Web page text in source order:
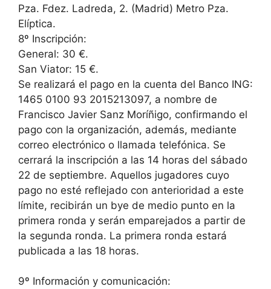
Pza. Fdez. Ladreda, 2. (Madrid) Metro Pza.
Elíptica.
8º Inscripción:
General: 30 €.
San Viator: 15 €.
Se realizará el pago en la cuenta del Banco ING:
1465 0100 93 2015213097, a nombre de
Francisco Javier Sanz Moríñigo, confirmando el
pago con la organización, además, mediante
correo electrónico o llamada telefónica. Se
cerrará la inscripción a las 14 horas del sábado
22 de septiembre. Aquellos jugadores cuyo
pago no esté reflejado con anterioridad a este
límite, recibirán un bye de medio punto en la
primera ronda y serán emparejados a partir de
la segunda ronda. La primera ronda estará
publicada a las 18 horas.
9º Información y comunicación: